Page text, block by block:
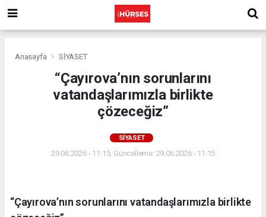
Anasayfa SİYASET
“Çayırova’nın sorunlarını
vatandaşlarımızla birlikte
çözeceğiz”
SİYASET
29.06.2026 - 11:15, Güncelleme: 29.06.2026 - 11:15
“Çayırova’nın sorunlarını vatandaşlarımızla birlikte